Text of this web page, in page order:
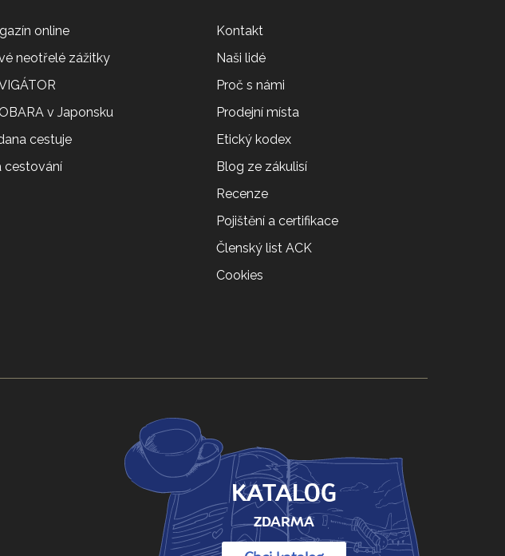
online
neotřelé zážitky
v Japonsku
cestuje
cestování
Kontakt
Naši lidé
Proč s námi
Prodejní místa
Etický kodex
Blog ze zákulisí
Recenze
Pojištění a certifikace
Členský list ACK
Cookies
KATALOG
ZDARMA